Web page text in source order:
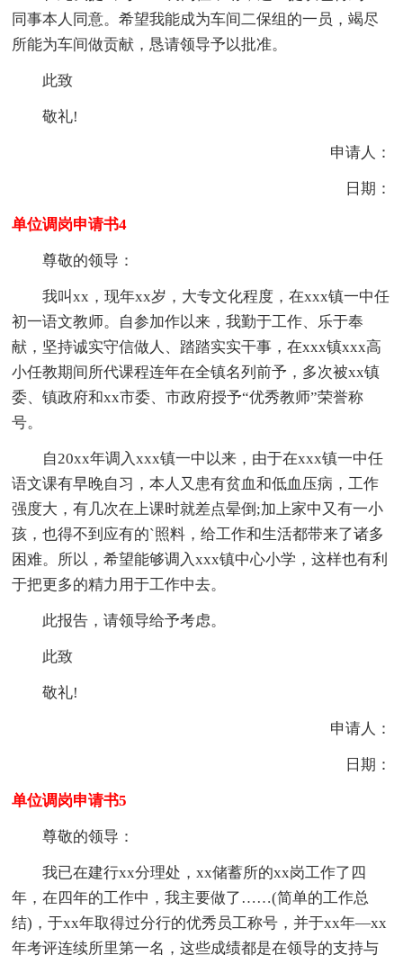
同事本人同意。希望我能成为车间二保组的一员，竭尽
所能为车间做贡献，恳请领导予以批准。
此致
敬礼!
申请人：
日期：
单位调岗申请书4
尊敬的领导：
我叫xx，现年xx岁，大专文化程度，在xxx镇一中任
初一语文教师。自参加作以来，我勤于工作、乐于奉
献，坚持诚实守信做人、踏踏实实干事，在xxx镇xxx高
小任教期间所代课程连年在全镇名列前予，多次被xx镇
委、镇政府和xx市委、市政府授予“优秀教师”荣誉称
号。
自20xx年调入xxx镇一中以来，由于在xxx镇一中任
语文课有早晚自习，本人又患有贫血和低血压病，工作
强度大，有几次在上课时就差点晕倒;加上家中又有一小
孩，也得不到应有的`照料，给工作和生活都带来了诸多
困难。所以，希望能够调入xxx镇中心小学，这样也有利
于把更多的精力用于工作中去。
此报告，请领导给予考虑。
此致
敬礼!
申请人：
日期：
单位调岗申请书5
尊敬的领导：
我已在建行xx分理处，xx储蓄所的xx岗工作了四
年，在四年的工作中，我主要做了……(简单的工作总
结)，于xx年取得过分行的优秀员工称号，并于xx年—xx
年考评连续所里第一名，这些成绩都是在领导的支持与